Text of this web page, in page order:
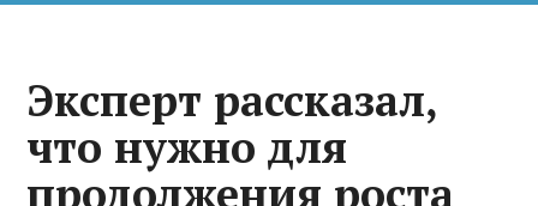
Эксперт рассказал,
что нужно для
продолжения роста